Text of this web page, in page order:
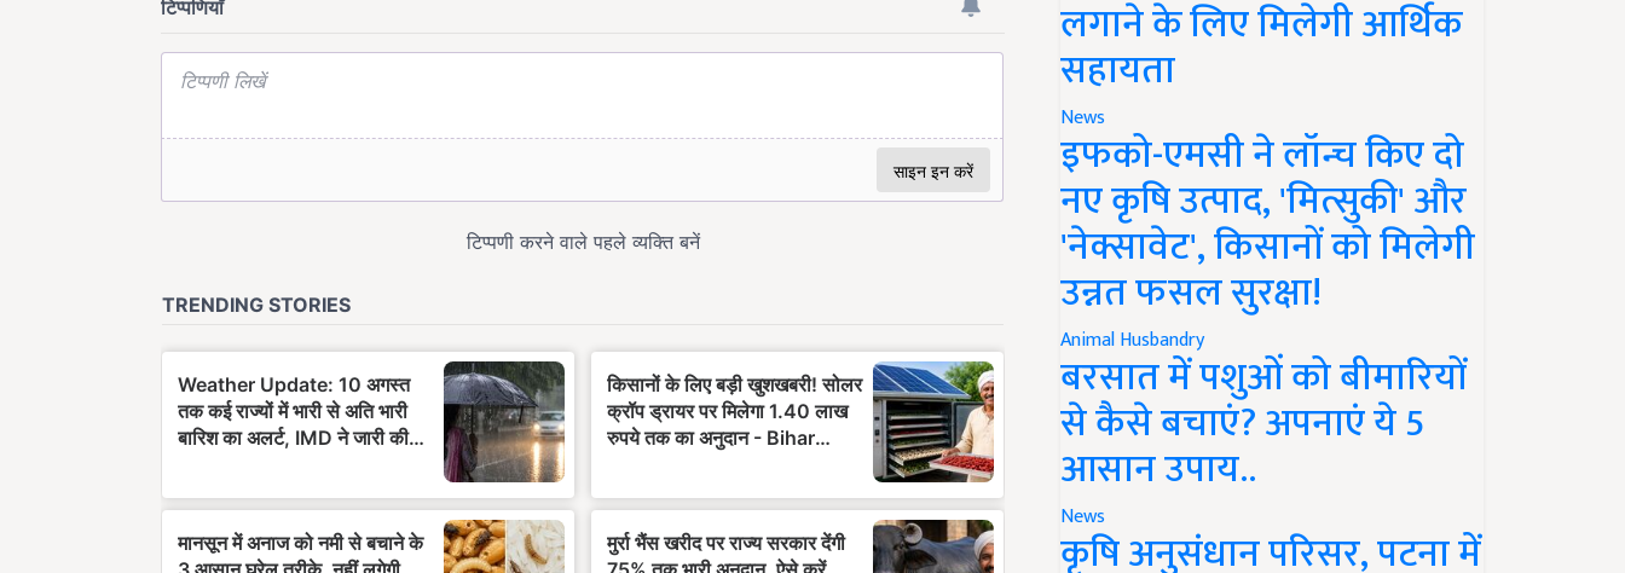
लगाने के लिए मिलेगी आर्थिक
सहायता
News
इफको-एमसी ने लॉन्च किए दो
नए कृषि उत्पाद, 'मित्सुकी' और
'नेक्सावेट', किसानों को मिलेगी
उन्नत फसल सुरक्षा!
Animal Husbandry
बरसात में पशुओं को बीमारियों
से कैसे बचाएं? अपनाएं ये 5
आसान उपाय..
News
कृषि अनुसंधान परिसर, पटना में